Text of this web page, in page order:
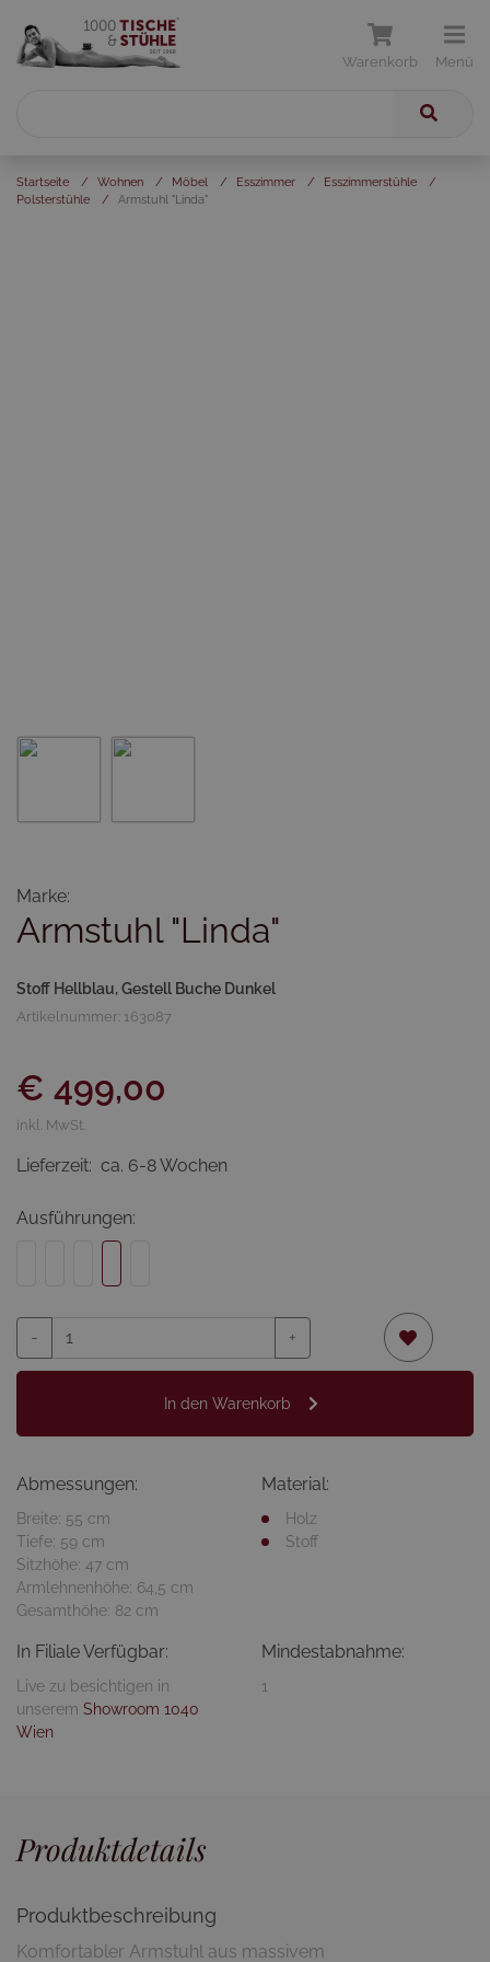
Warenkorb Menü
Startseite / Wohnen / Möbel / Esszimmer / Esszimmerstühle
/
Polsterstühle
/ Armstuhl "Linda"
Marke:
Armstuhl "Linda"
Stoff Hellblau, Gestell Buche Dunkel
Artikelnummer: 163087
€ 499,00
inkl. MwSt.
Lieferzeit: ca. 6-8 Wochen
Ausführungen:
- +
In den Warenkorb
Abmessungen:
Breite: 55 cm
Tiefe: 59 cm
Sitzhöhe: 47 cm
Armlehnenhöhe: 64,5 cm
Gesamthöhe: 82 cm
Material:
Holz
Stoff
In Filiale Verfügbar:
Live zu besichtigen in
unserem Showroom 1040
Wien
Mindestabnahme:
1
Produktdetails
Produktbeschreibung
Komfortabler Armstuhl aus massivem